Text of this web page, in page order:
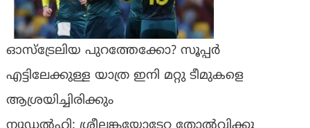
ഓസ്ട്രേലിയ പുറത്തേക്കോ? സൂപ്പർ
എട്ടിലേക്കുള്ള യാത്ര ഇനി മറ്റു ടീമുകളെ
ആശ്രയിച്ചിരിക്കും